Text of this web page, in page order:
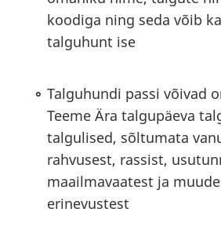
koodiga ning seda võib
talguhunt ise
Talguhundi passi võivad
Teeme Ära talgupäeva
talgulised, sõltumata
rahvusest, rassist,
maailmavaatest ja
erinevustest